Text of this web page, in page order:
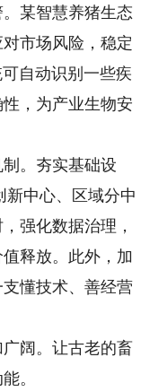
某智慧养猪生态
市场风险，稳定
自动识别一些疾
，为产业生物安
。夯实基础设
新中心、区域分中
强化数据治理，
释放。此外，加
懂技术、善经营
阔。让古老的畜
。